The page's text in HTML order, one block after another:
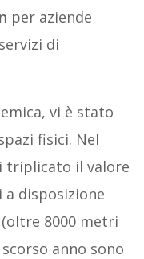
per aziende
di
vi è stato
fisici. Nel
triplicato il valore
disposizione
8000 metri
anno sono